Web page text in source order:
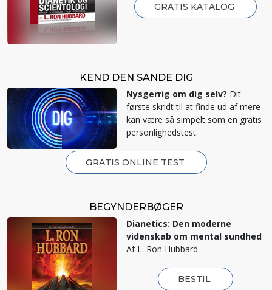
GRATIS KATALOG
KEND DEN SANDE DIG
Nysgerrig om dig selv? Dit
første skridt til at finde ud af mere
kan være så simpelt som en gratis
personlighedstest.
GRATIS ONLINE TEST
BEGYNDERBØGER
Dianetics: Den moderne
videnskab om mental sundhed
Af L. Ron Hubbard
BESTIL